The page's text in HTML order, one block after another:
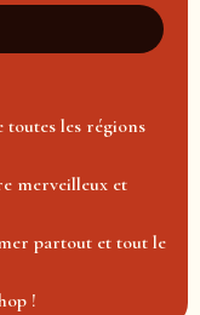
toutes les régions
merveilleux et
partout et tout le
!